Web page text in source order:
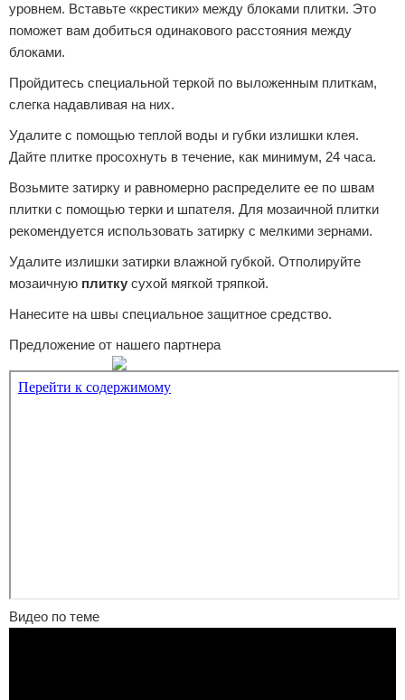
уровнем. Вставьте «крестики» между блоками плитки. Это
поможет вам добиться одинакового расстояния между
блоками.
Пройдитесь специальной теркой по выложенным плиткам,
слегка надавливая на них.
Удалите с помощью теплой воды и губки излишки клея.
Дайте плитке просохнуть в течение, как минимум, 24 часа.
Возьмите затирку и равномерно распределите ее по швам
плитки с помощью терки и шпателя. Для мозаичной плитки
рекомендуется использовать затирку с мелкими зернами.
Удалите излишки затирки влажной губкой. Отполируйте
мозаичную плитку сухой мягкой тряпкой.
Нанесите на швы специальное защитное средство.
Предложение от нашего партнера
Видео по теме